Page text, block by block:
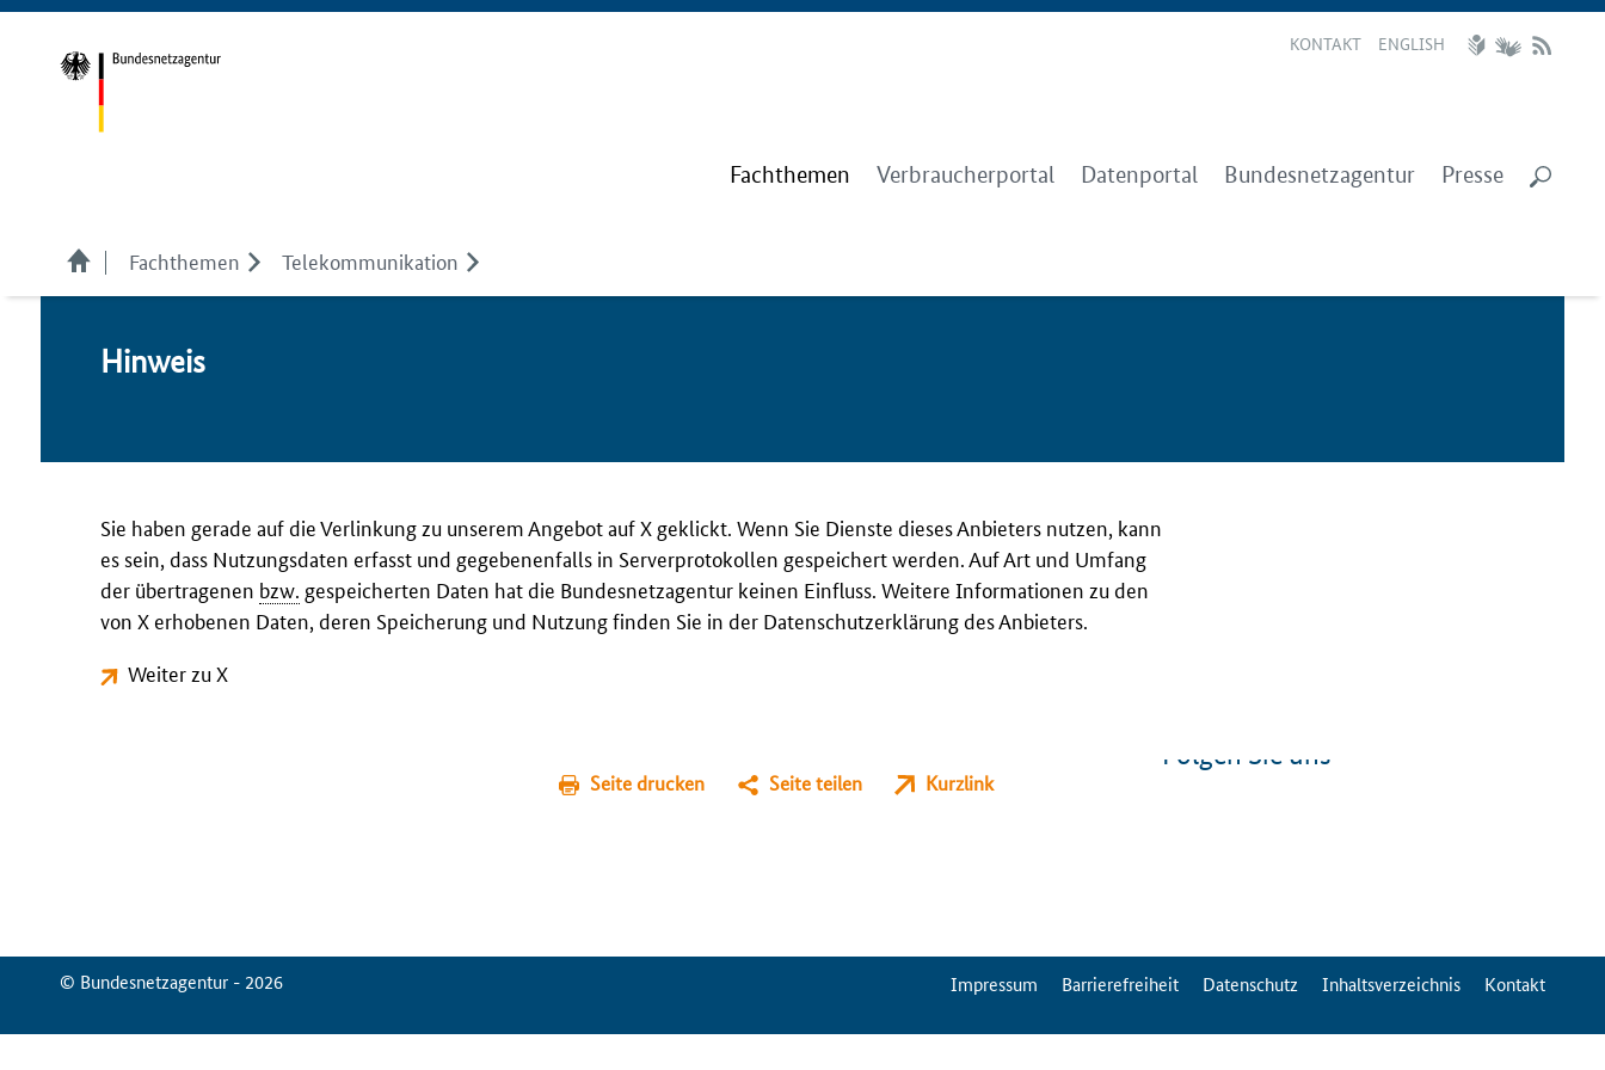
KONTAKT ENGLISH
Fachthemen Verbraucherportal Datenportal Bundesnetzagentur Presse
Fachthemen Telekom­munikation
Hin­weis
Sie haben gerade auf die Verlinkung zu unserem Angebot auf X geklickt. Wenn Sie Dienste dieses Anbieters nutzen, kann
es sein, dass Nutzungsdaten erfasst und gegebenenfalls in Serverprotokollen gespeichert werden. Auf Art und Umfang
der übertragenen bzw. gespeicherten Daten hat die Bundesnetzagentur keinen Einfluss. Weitere Informationen zu den
von X erhobenen Daten, deren Speicherung und Nutzung finden Sie in der Datenschutzerklärung des Anbieters.
Weiter zu X
Seite drucken Seite teilen Kurzlink
Folgen Sie uns
© Bundesnetzagentur - 2026 ServiceMenuImpressum Barrierefreiheit Datenschutz Inhaltsverzeichnis Kontakt